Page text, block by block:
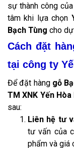
sự thành công
tâm khi lựa chọn
Bạch Tùng cho
Cách đặt
tại công ty
Để đặt hàng gỗ
TM XNK Yến
sau:
Liên hệ tư
tư vấn của
phẩm và giá